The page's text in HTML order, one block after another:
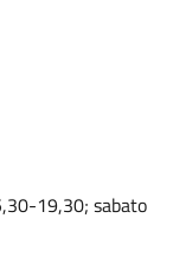
19,30; sabato